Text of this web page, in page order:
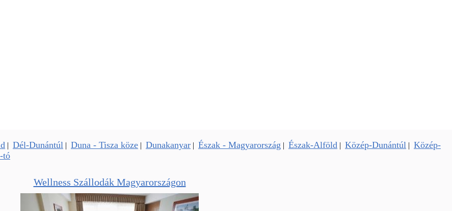
| Dél-Dunántúl | Duna - Tisza köze | Dunakanyar | Észak - Magyarország | Észak-Alföld | Közép-Dunántúl | Közép-
tó
Wellness Szállodák Magyarországon